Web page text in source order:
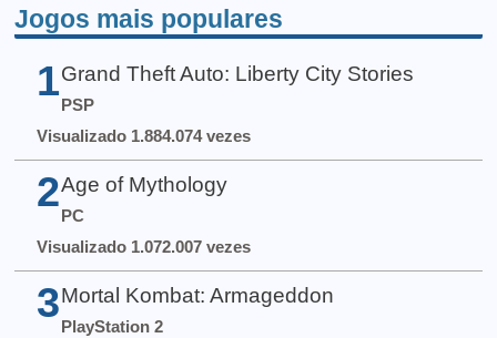
Jogos mais populares
1 Grand Theft Auto: Liberty City Stories
PSP
Visualizado 1.884.074 vezes
2 Age of Mythology
PC
Visualizado 1.072.007 vezes
3 Mortal Kombat: Armageddon
PlayStation 2